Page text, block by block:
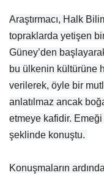
Araştırmacı, Halk
topraklarda yetişen
Güney’den
bu ülkenin kültürüne
verilerek, öyle bir
anlatılmaz ancak
etmeye kafidir.
şeklinde konuştu.
Konuşmaların